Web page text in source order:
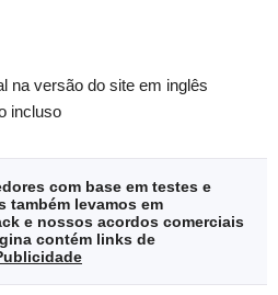
na versão do site em inglês
incluso
com base em testes e
também levamos em
e nossos acordos comerciais
contém links de